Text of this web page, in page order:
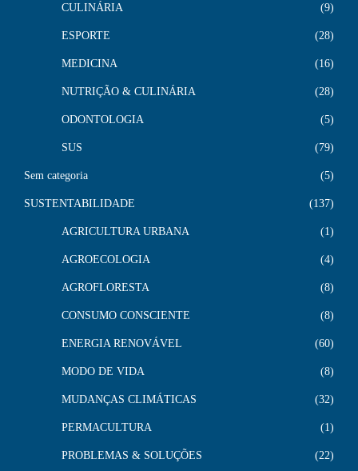
CULINÁRIA 9
ESPORTE 28
MEDICINA 16
NUTRIÇÃO & CULINÁRIA 28
ODONTOLOGIA 5
SUS 79
Sem categoria 5
SUSTENTABILIDADE 137
AGRICULTURA URBANA 1
AGROECOLOGIA 4
AGROFLORESTA 8
CONSUMO CONSCIENTE 8
ENERGIA RENOVÁVEL 60
MODO DE VIDA 8
MUDANÇAS CLIMÁTICAS 32
PERMACULTURA 1
PROBLEMAS & SOLUÇÕES 22